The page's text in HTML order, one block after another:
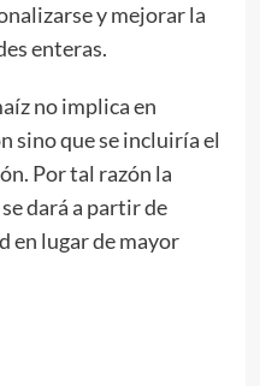
y mejorar la
enteras.
no implica en
sino que se incluiría el
Por tal razón la
dará a partir de
en lugar de mayor